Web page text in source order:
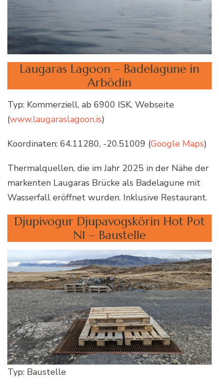
Laugaras Lagoon – Badelagune in
Arbödin
Typ: Kommerziell, ab 6900 ISK, Webseite
(www.laugaraslagoon.is)
Koordinaten: 64.11280, -20.51009 (Google Maps)
Thermalquellen, die im Jahr 2025 in der Nähe der
markenten Laugaras Brücke als Badelagune mit
Wasserfall eröffnet wurden. Inklusive Restaurant.
Djupivogur Djupavogskörin Hot Pot
N1 – Baustelle
Typ: Baustelle